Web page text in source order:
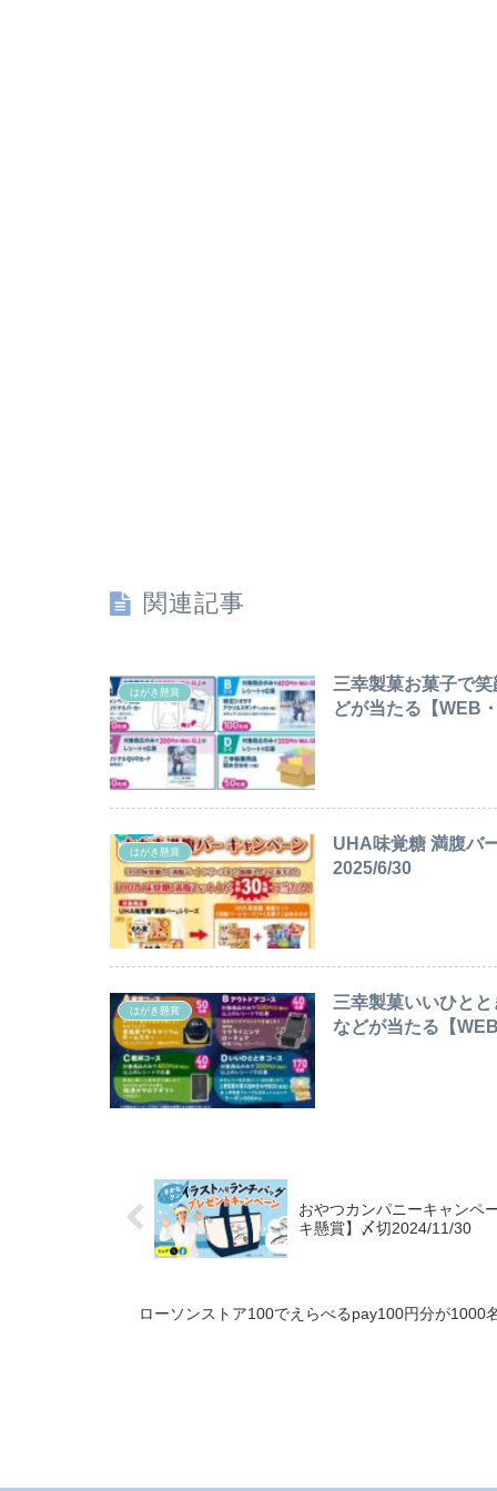
関連記事
はがき懸賞
三幸製菓お菓子で
どが当たる【WEB
はがき懸賞
UHA味覚糖 満腹バ
2025/6/30
はがき懸賞
三幸製菓いいひと
などが当たる【
おやつカンパニーキャンペ
キ懸賞】〆切2024/11/30
ローソンストア100でえらべるpay100円分が1000